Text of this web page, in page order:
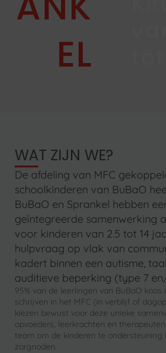
EL
WAT ZIJN WE?
De afdeling van MFC
schoolkinderen van BuBaO
BuBaO en Sprankel hebben
geïntegreerde samenwerking
voor kinderen van 2.5 tot 14
hulpvraag op vlak van
kadert binnen een autisme,
auditieve beperking (type 7
95% van de leerlingen van BuBaO
schrijven in het MFC (in verblijf of
kiezen bewust voor deze unieke
opvoeders, leerkrachten en
team om de kinderen te ondersteuning
zorgnoden.